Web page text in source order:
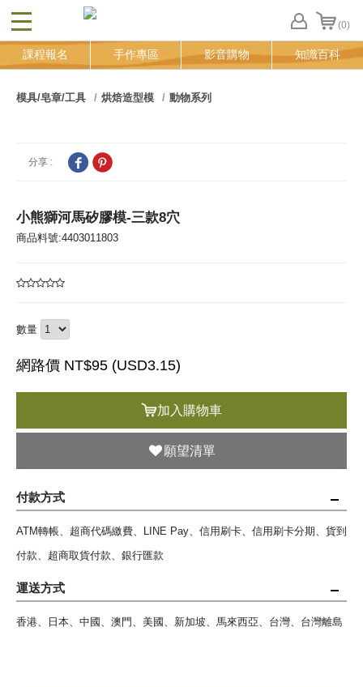
CLOSE (0)
FB
登
課程報名 手作專區 影音購物 知識百科
模具/皂章/工具 烘焙造型模 動物系列
分享 :
小熊獅河馬矽膠模-三款8穴
商品料號:4403011803
數量
網路價 NT$95 (USD3.15)
加入購物車
願望清單
付款方式
ATM轉帳、超商代碼繳費、LINE Pay、信用刷卡、信用刷卡分期、貨到
付款、超商取貨付款、銀行匯款
運送方式
香港、日本、中國、澳門、美國、新加坡、馬來西亞、台灣、台灣離島